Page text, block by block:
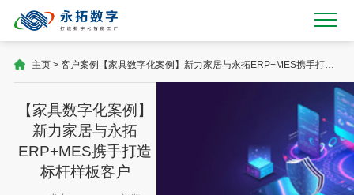
主页> 客户案例
【家具数字化案例】新力家居与永拓ERP+MES携手打造
标杆样板客户
【家具数字化案例】
新力家居与永拓
ERP+MES携手打造
标杆样板客户